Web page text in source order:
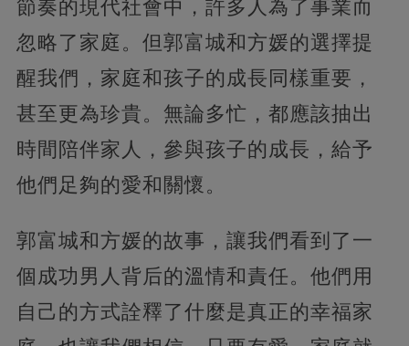
節奏的現代社會中，許多人為了事業而
忽略了家庭。但郭富城和方媛的選擇提
醒我們，家庭和孩子的成長同樣重要，
甚至更為珍貴。無論多忙，都應該抽出
時間陪伴家人，參與孩子的成長，給予
他們足夠的愛和關懷。
郭富城和方媛的故事，讓我們看到了一
個成功男人背后的溫情和責任。他們用
自己的方式詮釋了什麼是真正的幸福家